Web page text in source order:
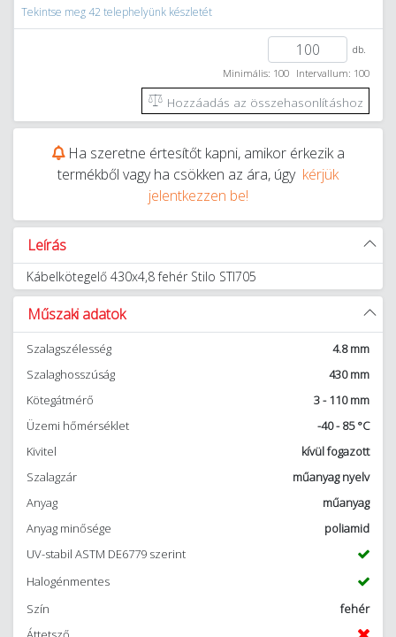
Tekintse meg 42 telephelyünk készletét
db.
Minimális: 100 Intervallum: 100
Hozzáadás az összehasonlításhoz
Ha szeretne értesítőt kapni, amikor érkezik a
termékből vagy ha csökken az ára, úgy kérjük
jelentkezzen be!
Leírás
Kábelkötegelő 430x4,8 fehér Stilo STI705
Műszaki adatok
Szalagszélesség
4.8 mm
Szalaghosszúság
430 mm
Kötegátmérő
3 - 110 mm
Üzemi hőmérséklet
-40 - 85 °C
Kivitel
kívül fogazott
Szalagzár
műanyag nyelv
Anyag
műanyag
Anyag minősége
poliamid
UV-stabil ASTM DE6779 szerint
Halogénmentes
Szín
fehér